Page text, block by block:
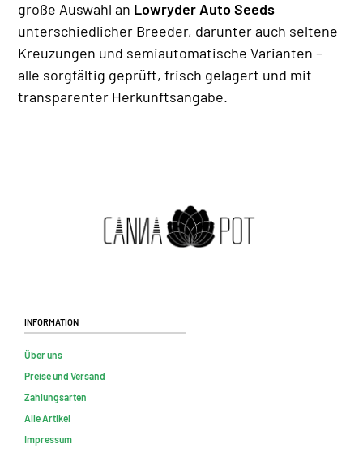
große Auswahl an Lowryder Auto Seeds
unterschiedlicher Breeder, darunter auch seltene
Kreuzungen und semiautomatische Varianten –
alle sorgfältig geprüft, frisch gelagert und mit
transparenter Herkunftsangabe.
Information
Über uns
Preise und Versand
Zahlungsarten
Alle Artikel
Impressum